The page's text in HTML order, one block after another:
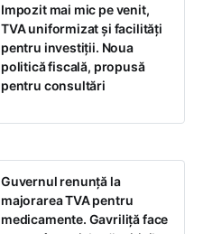
Impozit mai mic pe venit,
TVA uniformizat și facilități
pentru investiții. Noua
politică fiscală, propusă
pentru consultări
Guvernul renunță la
majorarea TVA pentru
medicamente. Gavriliță face